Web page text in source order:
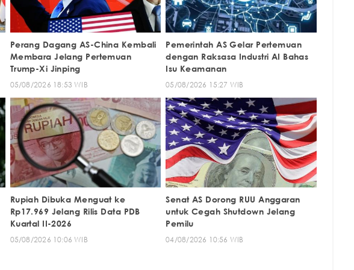
Perang Dagang AS-China Kembali
Membara Jelang Pertemuan
Trump-Xi Jinping
05/08/2026 18:53 WIB
Pemerintah AS Gelar Pertemuan
dengan Raksasa Industri AI Bahas
Isu Keamanan
05/08/2026 15:27 WIB
Rupiah Dibuka Menguat ke
Rp17.969 Jelang Rilis Data PDB
Kuartal II-2026
05/08/2026 10:06 WIB
Senat AS Dorong RUU Anggaran
untuk Cegah Shutdown Jelang
Pemilu
04/08/2026 10:56 WIB